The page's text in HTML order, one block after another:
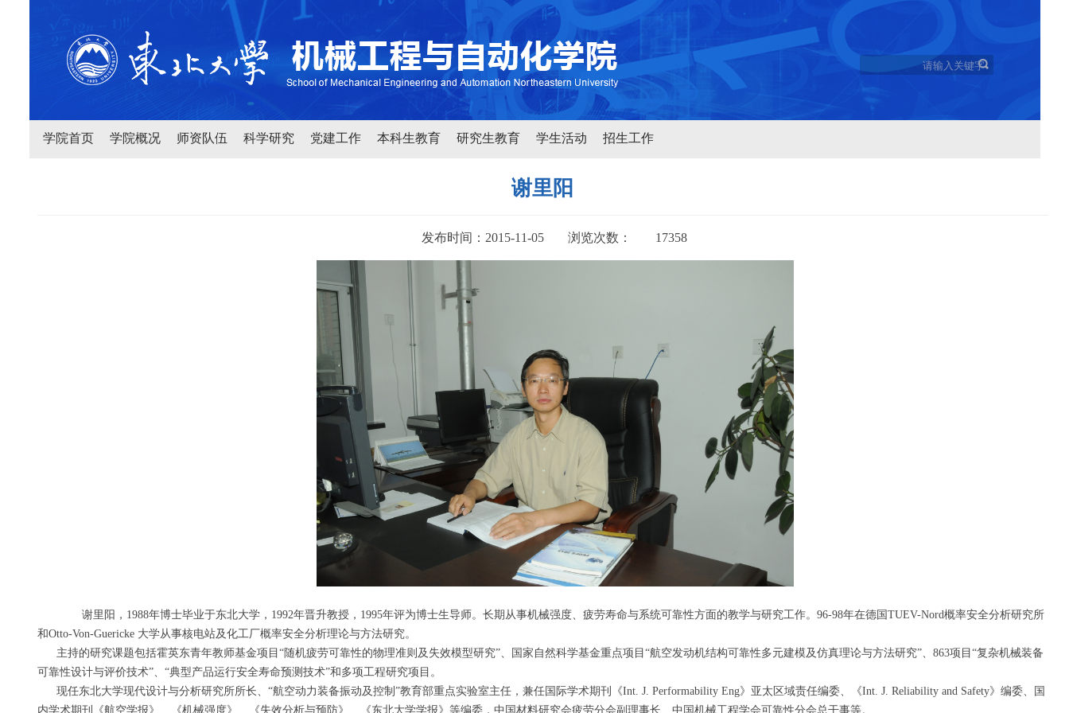
学院首页 学院概况 师资队伍 科学研究 党建工作 本科生教育 研究生教育 学生活动 招生工作
谢里阳
发布时间：2015-11-05 浏览次数： 17358
谢里阳，1988年博士毕业于东北大学，1992年晋升教授，1995年评为博士生导师。长期从事机械强度、疲劳寿命与系统可靠性方面的教学与研究工作。96-98年在德国TUEV-Nord概率安全分析研究所
和Otto-Von-Guericke 大学从事核电站及化工厂概率安全分析理论与方法研究。
主持的研究课题包括霍英东青年教师基金项目“随机疲劳可靠性的物理准则及失效模型研究”、国家自然科学基金重点项目“航空发动机结构可靠性多元建模及仿真理论与方法研究”、863项目“复杂机械装备
可靠性设计与评价技术”、“典型产品运行安全寿命预测技术”和多项工程研究项目。
现任东北大学现代设计与分析研究所所长、“航空动力装备振动及控制”教育部重点实验室主任，兼任国际学术期刊《Int. J. Performability Eng》亚太区域责任编委、《Int. J. Reliability and Safety》编委、国
内学术期刊《航空学报》、《机械强度》、《失效分析与预防》、《东北大学学报》等编委，中国材料研究会疲劳分会副理事长、中国机械工程学会可靠性分会总干事等。